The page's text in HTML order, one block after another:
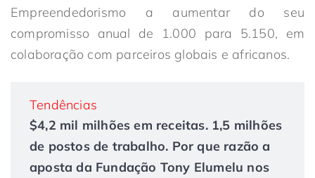
Empreendedorismo a aumentar do seu
compromisso anual de 1.000 para 5.150, em
colaboração com parceiros globais e africanos.
Tendências
$4,2 mil milhões em receitas. 1,5 milhões
de postos de trabalho. Por que razão a
aposta da Fundação Tony Elumelu nos